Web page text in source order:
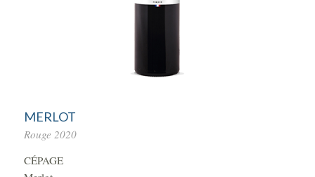
MERLOT
Rouge 2020
CÉPAGE